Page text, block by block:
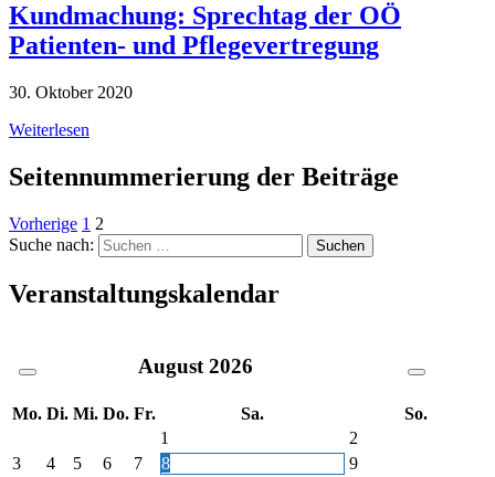
Kundmachung: Sprechtag der OÖ
Patienten- und Pflegevertregung
30. Oktober 2020
Weiterlesen
Seitennummerierung der Beiträge
Vorherige 1 2
Suche nach:
Veranstaltungskalendar
August 2026
Mo. Di. Mi. Do. Fr. Sa.
So.
1
2
3
4 5 6 7 8 9